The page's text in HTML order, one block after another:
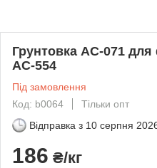
Грунтовка АС-071 для
АС-554
Під замовлення
Код: b0064
Тільки опт
Відправка з 10 серпня
186 ₴/кг